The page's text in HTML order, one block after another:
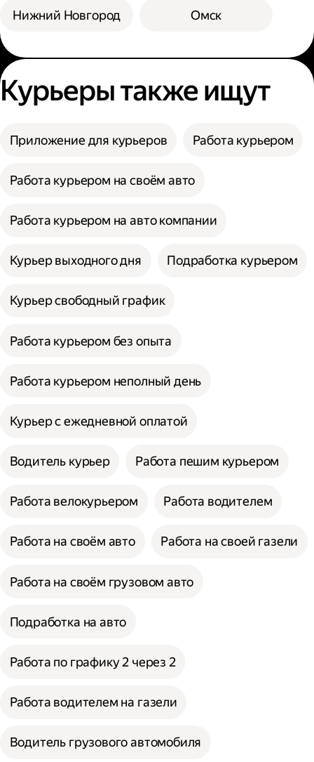
Нижний Новгород Омск
Курьеры также ищут
Приложение для курьеров Работа курьером
Работа курьером на своём авто
Работа курьером на авто компании
Курьер выходного дня Подработка курьером
Курьер свободный график
Работа курьером без опыта
Работа курьером неполный день
Курьер с ежедневной оплатой
Водитель курьер Работа пешим курьером
Работа велокурьером Работа водителем
Работа на своём авто Работа на своей газели
Работа на своём грузовом авто
Подработка на авто
Работа по графику 2 через 2
Работа водителем на газели
Водитель грузового автомобиля